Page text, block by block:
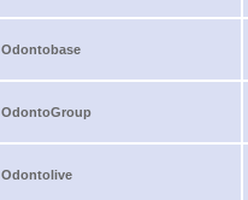
Odontobase
OdontoGroup
Odontolive